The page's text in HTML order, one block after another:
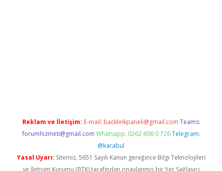
Reklam ve İletişim: E-mail: backlinkpaneli@gmail.com Teams:
forumhizmeti@gmail.com Whatsapp: 0262 606 0 726 Telegram:
@karabul
Yasal Uyarı: Sitemiz, 5651 Sayılı Kanun gereğince Bilgi Teknolojileri
ve İletişim Kurumu (BTK) tarafından onaylanmış bir Yer Sağlayıcı